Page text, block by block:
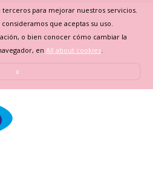
para mejorar nuestros servicios.
que aceptas su uso.
o bien conocer cómo cambiar la
en All about cookies.
x